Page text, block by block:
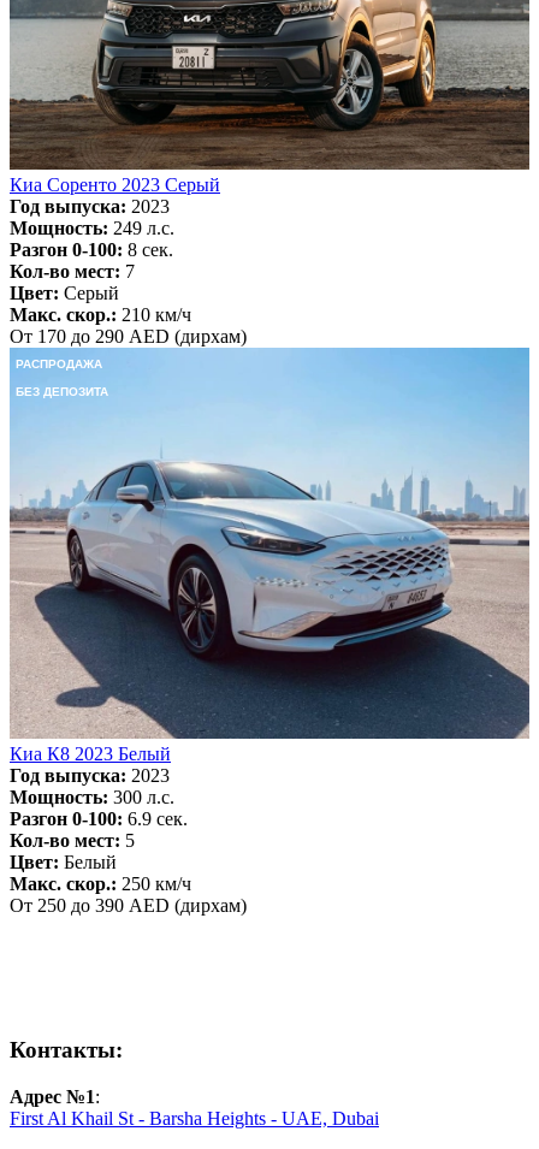
Киа Соренто 2023 Серый
Год выпуска: 2023
Мощность: 249 л.с.
Разгон 0-100: 8 сек.
Кол-во мест: 7
Цвет: Серый
Макс. скор.: 210 км/ч
От 170 до 290 AED (дирхам)
РАСПРОДАЖА
БЕЗ ДЕПОЗИТА
Киа К8 2023 Белый
Год выпуска: 2023
Мощность: 300 л.с.
Разгон 0-100: 6.9 сек.
Кол-во мест: 5
Цвет: Белый
Макс. скор.: 250 км/ч
От 250 до 390 AED (дирхам)
Контакты:
Адрес №1:
First Al Khail St - Barsha Heights - UAE, Dubai